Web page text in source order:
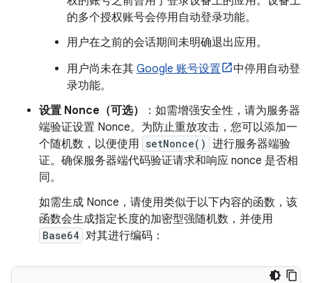
的多个授权账号会停用自动登录功能。
用户在之前的会话期间未明确退出应用。
用户尚未在其 Google 账号设置
中停用自动登
录功能。
设置 Nonce（可选）
：如需增强安全性，请为服务器
端验证设置 Nonce。为防止重放攻击，您可以添加一
个随机数，以便使用 setNonce() 进行服务器端验
证。确保服务器端代码验证请求和响应 nonce 是否相
同。
如需生成 Nonce，请使用类似于以下内容的函数，该
函数会生成指定长度的加密型强随机数，并使用
Base64 对其进行编码：